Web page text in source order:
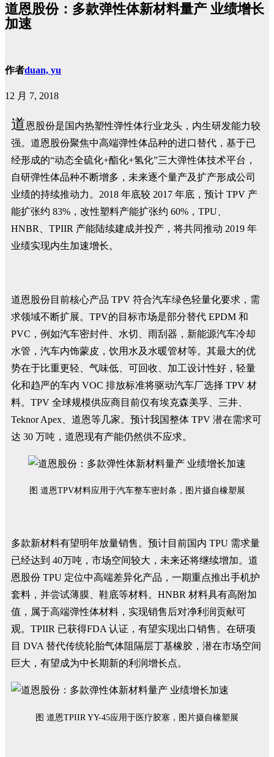
道恩股份：多款弹性体新材料量产 业绩增长
加速
作者duan, yu
12 月 7, 2018
道恩股份是国内热塑性弹性体行业龙头，内生研发能力较
强。道恩股份聚焦中高端弹性体品种的进口替代，基于已
经形成的“动态全硫化+酯化+氢化”三大弹性体技术平台，
自研弹性体品种不断增多，未来逐个量产及扩产形成公司
业绩的持续推动力。2018 年底较 2017 年底，预计 TPV 产
能扩张约 83%，改性塑料产能扩张约 60%，TPU、
HNBR、TPIIR 产能陆续建成并投产，将共同推动 2019 年
业绩实现内生加速增长。
道恩股份目前核心产品 TPV 符合汽车绿色轻量化要求，需
求领域不断扩展。TPV的目标市场是部分替代 EPDM 和
PVC，例如汽车密封件、水切、雨刮器，新能源汽车冷却
水管，汽车内饰蒙皮，饮用水及水暖管材等。其最大的优
势在于比重更轻、气味低、可回收、加工设计性好，轻量
化和趋严的车内 VOC 排放标准将驱动汽车厂选择 TPV 材
料。TPV 全球规模供应商目前仅有埃克森美孚、三井、
Teknor Apex、道恩等几家。预计我国整体 TPV 潜在需求可
达 30 万吨，道恩现有产能仍然供不应求。
图 道恩TPV材料应用于汽车整车密封条，图片摄自橡塑展
多款新材料有望明年放量销售。预计目前国内 TPU 需求量
已经达到 40万吨，市场空间较大，未来还将继续增加。道
恩股份 TPU 定位中高端差异化产品，一期重点推出手机护
套料，并尝试薄膜、鞋底等材料。HNBR 材料具有高附加
值，属于高端弹性体材料，实现销售后对净利润贡献可
观。TPIIR 已获得FDA 认证，有望实现出口销售。在研项
目 DVA 替代传统轮胎气体阻隔层丁基橡胶，潜在市场空间
巨大，有望成为中长期新的利润增长点。
图 道恩TPIIR YY-45应用于医疗胶塞，图片摄自橡塑展